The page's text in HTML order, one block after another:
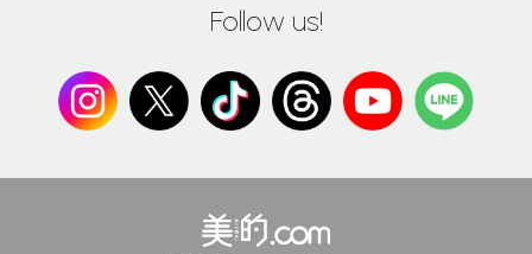
Follow us!